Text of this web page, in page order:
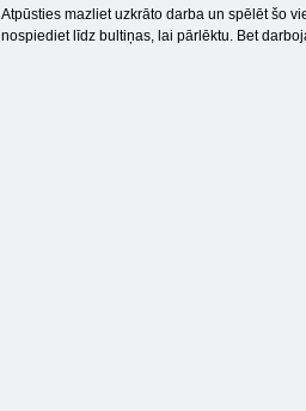
Atpūsties mazliet uzkrāto darba un spēlēt šo
nospiediet līdz bultiņas, lai pārlēktu. Bet